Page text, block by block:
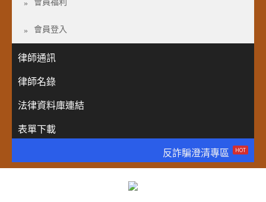
會員登入
律師通訊
律師名錄
法律資料庫連結
表單下載
反詐騙澄清專區
HOT